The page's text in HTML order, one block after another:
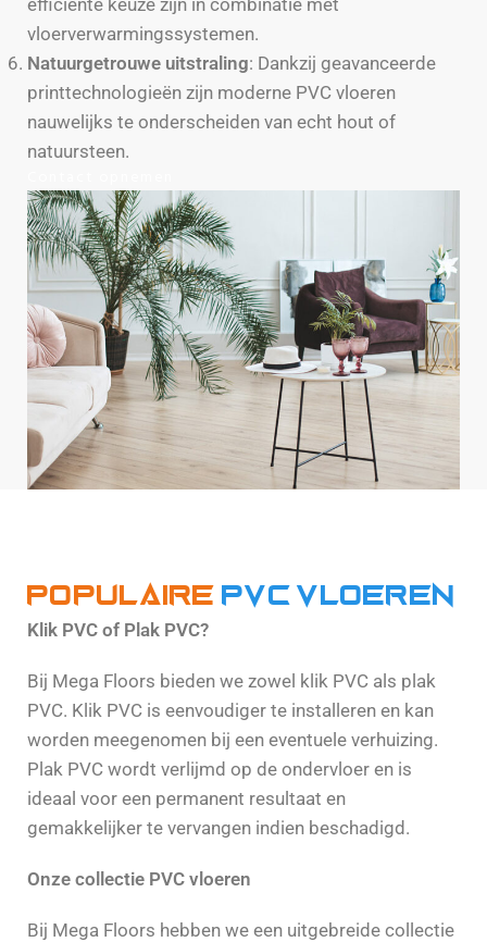
efficiënte keuze zijn in combinatie met
vloerverwarmingssystemen.
Natuurgetrouwe uitstraling: Dankzij geavanceerde
printtechnologieën zijn moderne PVC vloeren
nauwelijks te onderscheiden van echt hout of
natuursteen.
Populaire PVC vloeren
Klik PVC of Plak PVC?
Bij Mega Floors bieden we zowel klik PVC als plak
PVC. Klik PVC is eenvoudiger te installeren en kan
worden meegenomen bij een eventuele verhuizing.
Plak PVC wordt verlijmd op de ondervloer en is
ideaal voor een permanent resultaat en
gemakkelijker te vervangen indien beschadigd.
Onze collectie PVC vloeren
Bij Mega Floors hebben we een uitgebreide collectie